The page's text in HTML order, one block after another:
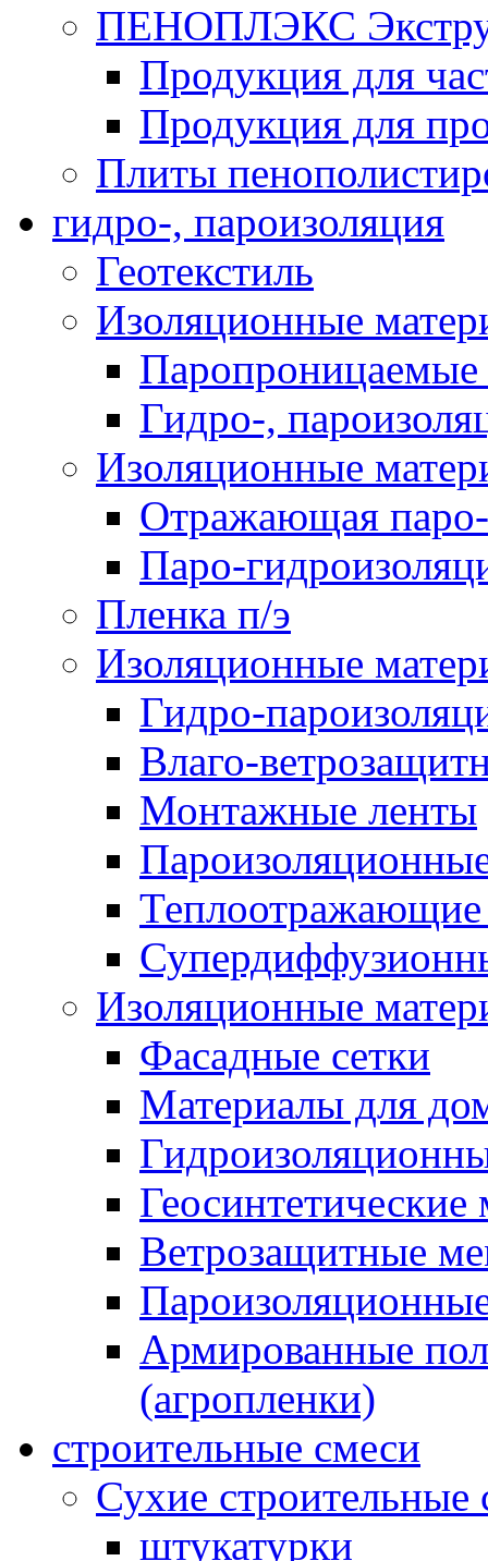
ПЕНОПЛЭКС
Продукция для
Продукция для
Плиты
гидро-, пароизоляция
Геотекстиль
Изоляционные
Гидро-,
Изоляционные
Отражающая
Паро-
Пленка п/э
Изоляционные
Гидро-
Влаго-
Монтажные ленты
Теплоотражающие
Изоляционные
Фасадные сетки
Материалы для
Геосинтетические
Ветрозащитные
Армированные
(агропленки)
строительные смеси
Сухие строительные
штукатурки